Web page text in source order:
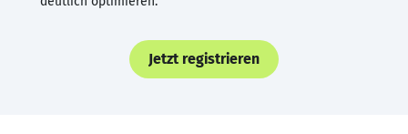
Jetzt registrieren